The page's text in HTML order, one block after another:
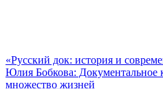
«Русский док: история и
Юлия Бобкова: Документальное
множество жизней